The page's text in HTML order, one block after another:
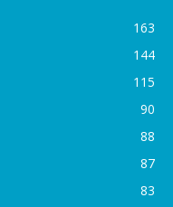
163
144
115
90
88
87
83